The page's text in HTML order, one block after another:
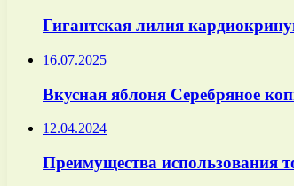
Гигантская лилия
16.07.2025
Вкусная яблоня Серебряное
12.04.2024
Преимущества использования